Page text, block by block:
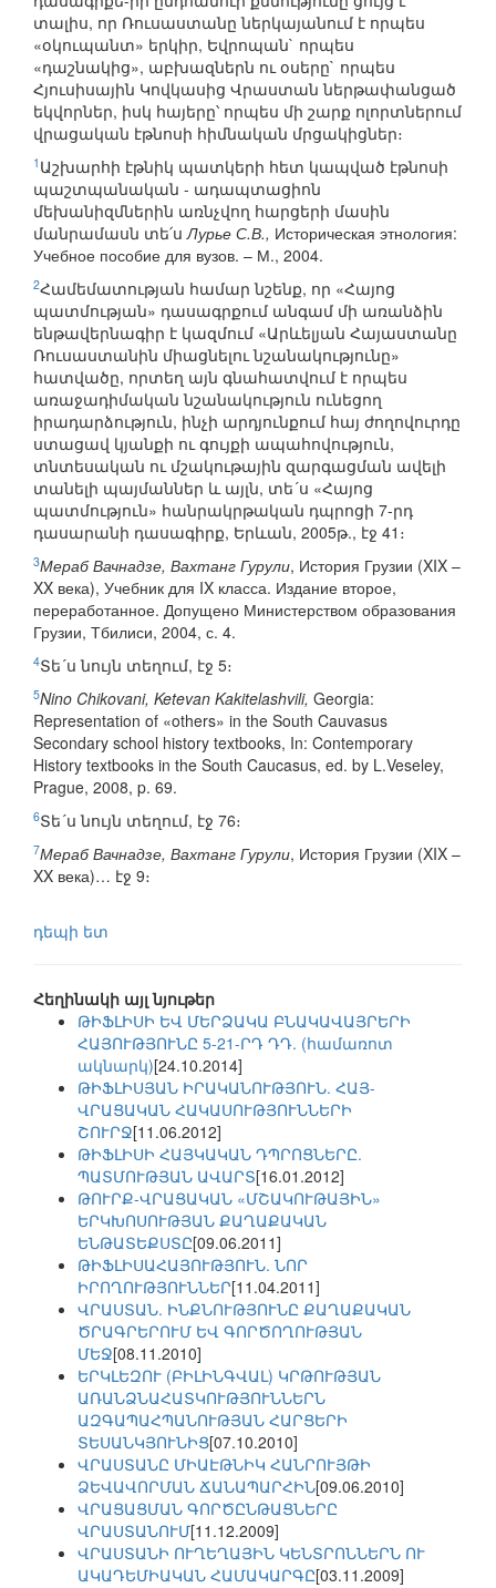
տալիս, որ Ռուսաստանը ներկայանում է որպես
«օկուպանտ» երկիր, Եվրոպան` որպես
«դաշնակից», աբխազներն ու օսերը` որպես
Հյուսիսային Կովկասից Վրաստան ներթափանցած
եկվորներ, իսկ հայերը՝ որպես մի շարք ոլորտներում
վրացական էթնոսի հիմնական մրցակիցներ։
1 Աշխարհի էթնիկ պատկերի հետ կապված էթնոսի
պաշտպանական - ադապտացիոն
մեխանիզմներին առնչվող հարցերի մասին
մանրամասն տե՛սЛурье С.В., Историческая этнология:
Учебное пособие для вузов. – М., 2004.
2Համեմատության համար նշենք, որ «Հայոց
պատմության» դասագրքում անգամ մի առանձին
ենթավերնագիր է կազմում «Արևելյան Հայաստանը
Ռուսաստանին միացնելու նշանակությունը»
հատվածը, որտեղ այն գնահատվում է որպես
առաջադիմական նշանակություն ունեցող
իրադարձություն, ինչի արդյունքում հայ ժողովուրդը
ստացավ կյանքի ու գույքի ապահովություն,
տնտեսական ու մշակութային զարգացման ավելի
տանելի պայմաններ և այլն, տե´ս «Հայոց
պատմություն» հանրակրթական դպրոցի 7-րդ
դասարանի դասագիրք, Երևան, 2005թ., էջ 41։
3Мераб Вачнадзе, Вахтанг Гурули, История Грузии (XIX –
XX века), Учебник для IX класса. Издание второе,
переработанное. Допущено Министерством образования
Грузии, Тбилиси, 2004, с. 4.
4Տե´ս նույն տեղում, էջ 5։
5Nino Chikovani, Ketevan Kakitelashvili, Georgia:
Representation of «others» in the South Cauvasus
Secondary school history textbooks, In: Contemporary
History textbooks in the South Caucasus, ed. by L.Veseley,
Prague, 2008, p. 69.
6Տե´ս նույն տեղում, էջ 76։
7Мераб Вачнадзе, Вахтанг Гурули, История Грузии (XIX –
XX века)… էջ 9։
դեպի ետ
Հեղինակի այլ նյութեր
ԹԻՖԼԻՍԻ ԵՎ ՄԵՐՁԱԿԱ ԲՆԱԿԱՎԱՅՐԵՐԻ
ՀԱՅՈՒԹՅՈՒՆԸ 5-21-ՐԴ ԴԴ. (համառոտ
ակնարկ)[24.10.2014]
ԹԻՖԼԻՍՅԱՆ ԻՐԱԿԱՆՈՒԹՅՈՒՆ. ՀԱՅ-
ՎՐԱՑԱԿԱՆ ՀԱԿԱՍՈՒԹՅՈՒՆՆԵՐԻ
ՇՈՒՐՋ[11.06.2012]
ԹԻՖԼԻՍԻ ՀԱՅԿԱԿԱՆ ԴՊՐՈՑՆԵՐԸ.
ՊԱՏՄՈՒԹՅԱՆ ԱՎԱՐՏ[16.01.2012]
ԹՈՒՐՔ-ՎՐԱՑԱԿԱՆ «ՄՇԱԿՈՒԹԱՅԻՆ»
ԵՐԿԽՈՍՈՒԹՅԱՆ ՔԱՂԱՔԱԿԱՆ
ԵՆԹԱՏԵՔՍՏԸ[09.06.2011]
ԹԻՖԼԻՍԱՀԱՅՈՒԹՅՈՒՆ. ՆՈՐ
ԻՐՈՂՈՒԹՅՈՒՆՆԵՐ[11.04.2011]
ՎՐԱՍՏԱՆ. ԻՆՔՆՈՒԹՅՈՒՆԸ ՔԱՂԱՔԱԿԱՆ
ԾՐԱԳՐԵՐՈՒՄ ԵՎ ԳՈՐԾՈՂՈՒԹՅԱՆ
ՄԵՋ[08.11.2010]
ԵՐԿԼԵԶՈՒ (ԲԻԼԻՆԳՎԱԼ) ԿՐԹՈՒԹՅԱՆ
ԱՌԱՆՁՆԱՀԱՏԿՈՒԹՅՈՒՆՆԵՐՆ
ԱԶԳԱՊԱՀՊԱՆՈՒԹՅԱՆ ՀԱՐՑԵՐԻ
ՏԵՍԱՆԿՅՈՒՆԻՑ[07.10.2010]
ՎՐԱՍՏԱՆԸ ՄԻԱԷԹՆԻԿ ՀԱՆՐՈՒՅԹԻ
ՁԵՎԱՎՈՐՄԱՆ ՃԱՆԱՊԱՐՀԻՆ[09.06.2010]
ՎՐԱՑԱՑՄԱՆ ԳՈՐԾԸՆԹԱՑՆԵՐԸ
ՎՐԱՍՏԱՆՈՒՄ[11.12.2009]
ՎՐԱՍՏԱՆԻ ՈՒՂԵՂԱՅԻՆ ԿԵՆՏՐՈՆՆԵՐՆ ՈՒ
ԱԿԱԴԵՄԻԱԿԱՆ ՀԱՄԱԿԱՐԳԸ[03.11.2009]